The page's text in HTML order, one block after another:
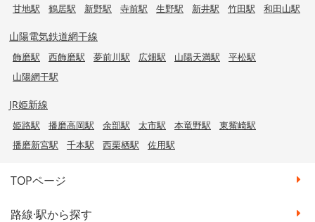
甘地駅
鶴居駅 新野駅 寺前駅 生野駅 新井駅 竹田駅 和田山駅
山陽電気鉄道網干線
飾磨駅 西飾磨駅 夢前川駅 広畑駅 山陽天満駅
平松駅
山陽網干駅
JR姫新線
姫路駅 播磨高岡駅 余部駅 太市駅 本竜野駅
東觜崎駅
播磨新宮駅
千本駅 西栗栖駅 佐用駅
TOPページ
路線·駅から探す